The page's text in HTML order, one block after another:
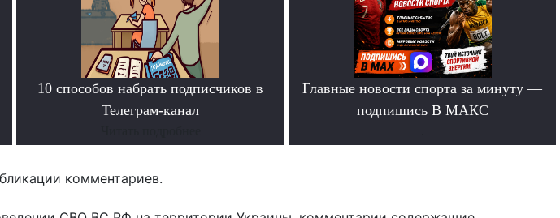
10 способов набрать подписчиков в
Телеграм-канал
Главные новости спорта за минуту —
подпишись В МАКС
комментариев.